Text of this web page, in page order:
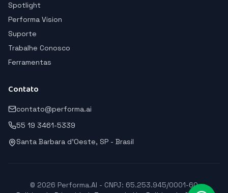
Spotlight
Performa Vision
Suporte
Trabalhe Conosco
Ferramentas
Contato
contato@performa.ai
55 19 3461-5339
Santa Barbara d'Oeste, SP - Brasil
© 2026 Performa.AI - CNPJ: 65.253.945/0001-60